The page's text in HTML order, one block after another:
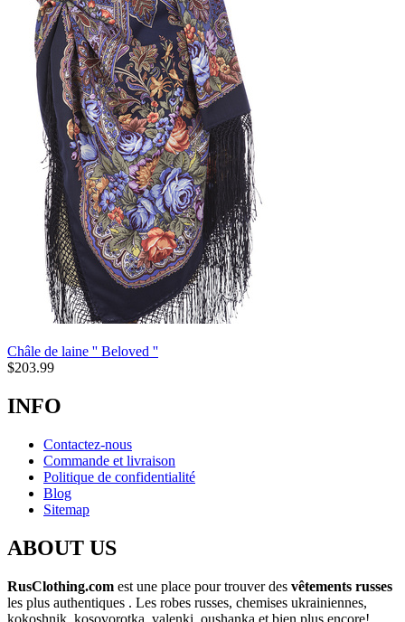
Châle de laine '' Beloved ''
$203.99
INFO
Contactez-nous
Commande et livraison
Politique de confidentialité
Blog
Sitemap
ABOUT US
RusClothing.com est une place pour trouver des vêtements russes
les plus authentiques . Les robes russes, chemises ukrainiennes,
kokoshnik, kosovorotka, valenki, oushanka et bien plus encore!